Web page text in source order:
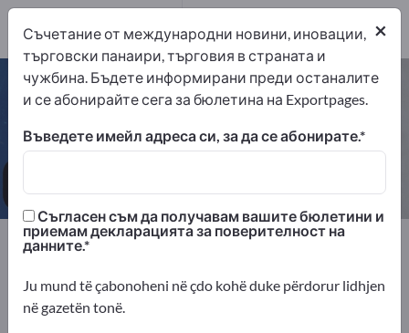
Хотелско обзавеждане – намерете
производители и доставчици
7
Exportpages
институциите
Хотел и гастрономия
×
Съчетание от международни новини, иновации,
търговски панаири, търговия в страната и
чужбина. Бъдете информирани преди останалите
и се абонирайте сега за бюлетина на Exportpages.
Въведете имейл адреса си, за да се абонирате.
Съгласен съм да получавам вашите бюлетини и
приемам декларацията за поверителност на
данните.
Ju mund të çabonoheni në çdo kohë duke përdorur lidhjen
në gazetën tonë.